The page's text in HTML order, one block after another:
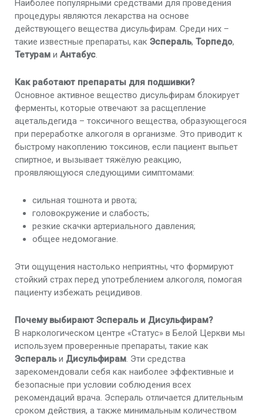
Наиболее популярными средствами для проведения
процедуры являются лекарства на основе
действующего вещества дисульфирам. Среди них –
такие известные препараты, как Эспераль, Торпедо,
Тетурам и Антабус.
Как работают препараты для подшивки?
Основное активное вещество дисульфирам блокирует
ферменты, которые отвечают за расщепление
ацетальдегида – токсичного вещества, образующегося
при переработке алкоголя в организме. Это приводит к
быстрому накоплению токсинов, если пациент выпьет
спиртное, и вызывает тяжёлую реакцию,
проявляющуюся следующими симптомами:
сильная тошнота и рвота;
головокружение и слабость;
резкие скачки артериального давления;
общее недомогание.
Эти ощущения настолько неприятны, что формируют
стойкий страх перед употреблением алкоголя, помогая
пациенту избежать рецидивов.
Почему выбирают Эспераль и Дисульфирам?
В наркологическом центре «Статус» в Белой Церкви мы
используем проверенные препараты, такие как
Эсперальи Дисульфирам. Эти средства
зарекомендовали себя как наиболее эффективные и
безопасные при условии соблюдения всех
рекомендаций врача. Эспераль отличается длительным
сроком действия, а также минимальным количеством